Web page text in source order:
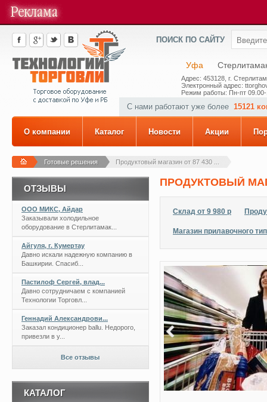
ПОИСК ПО САЙТУ
Уфа
Адрес: 453128, г.
Электронный адрес:
Режим работы: Пн-пт
С нами работают уже более 15121
О компании Каталог Новости Акции
Готовые решения Продуктовый магазин от 87 430 ...
ПРОДУКТОВЫЙ
Склад от 9 980 р
Магазин прилавочного
ОТЗЫВЫ
ООО МИКС, Айдар
Заказывали холодильное
оборудование в Стерлитамак...
Айгуля, г. Кумертау
Давно искали надежную компанию в
Башкирии. Спасиб...
Пастилоф Сергей, влад...
Давно сотрудничаем с компанией
Технологии Торговл...
Геннадий Александрови...
Заказал кондиционер ballu. Недорого,
привезли в у...
Все отзывы
КАТАЛОГ